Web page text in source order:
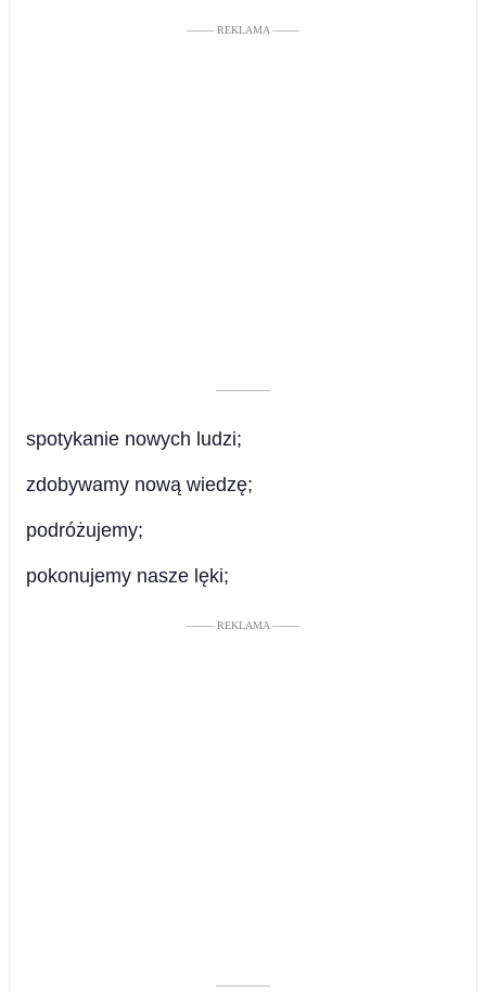
––––– REKLAMA –––––
––––––––––
spotykanie nowych ludzi;
zdobywamy nową wiedzę;
podróżujemy;
pokonujemy nasze lęki;
––––– REKLAMA –––––
––––––––––